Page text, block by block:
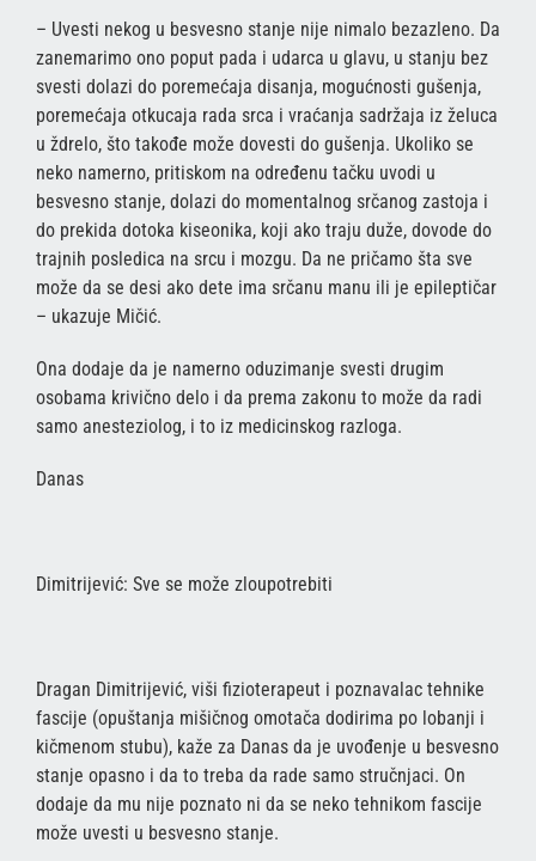
– Uvesti nekog u besvesno stanje nije nimalo bezazleno. Da
zanemarimo ono poput pada i udarca u glavu, u stanju bez
svesti dolazi do poremećaja disanja, mogućnosti gušenja,
poremećaja otkucaja rada srca i vraćanja sadržaja iz želuca
u ždrelo, što takođe može dovesti do gušenja. Ukoliko se
neko namerno, pritiskom na određenu tačku uvodi u
besvesno stanje, dolazi do momentalnog srčanog zastoja i
do prekida dotoka kiseonika, koji ako traju duže, dovode do
trajnih posledica na srcu i mozgu. Da ne pričamo šta sve
može da se desi ako dete ima srčanu manu ili je epileptičar
– ukazuje Mičić.
Ona dodaje da je namerno oduzimanje svesti drugim
osobama krivično delo i da prema zakonu to može da radi
samo anesteziolog, i to iz medicinskog razloga.
Danas
Dimitrijević: Sve se može zloupotrebiti
Dragan Dimitrijević, viši fizioterapeut i poznavalac tehnike
fascije (opuštanja mišičnog omotača dodirima po lobanji i
kičmenom stubu), kaže za Danas da je uvođenje u besvesno
stanje opasno i da to treba da rade samo stručnjaci. On
dodaje da mu nije poznato ni da se neko tehnikom fascije
može uvesti u besvesno stanje.